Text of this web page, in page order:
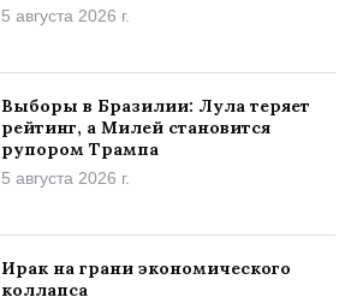
5 августа 2026 г.
Выборы в Бразилии: Лула теряет
рейтинг, а Милей становится
рупором Трампа
5 августа 2026 г.
Ирак на грани экономического
коллапса